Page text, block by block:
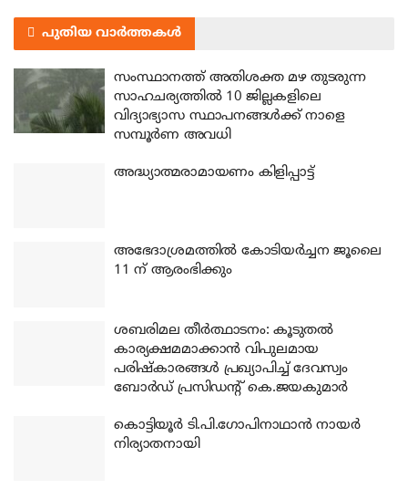
പുതിയ വാർത്തകൾ
സംസ്ഥാനത്ത് അതിശക്ത മഴ തുടരുന്ന
സാഹചര്യത്തിൽ 10 ജില്ലകളിലെ
വിദ്യാഭ്യാസ സ്ഥാപനങ്ങൾക്ക് നാളെ
സമ്പൂർണ അവധി
അദ്ധ്യാത്മരാമായണം കിളിപ്പാട്ട്
അഭേദാശ്രമത്തില്‍ കോടിയര്‍ച്ചന ജൂലൈ
11 ന് ആരംഭിക്കും
ശബരിമല തീര്‍ത്ഥാടനം: കൂടുതല്‍
കാര്യക്ഷമമാക്കാന്‍ വിപുലമായ
പരിഷ്‌കാരങ്ങള്‍ പ്രഖ്യാപിച്ച് ദേവസ്വം
ബോര്‍ഡ് പ്രസിഡന്റ് കെ.ജയകുമാര്‍
കൊട്ടിയൂര്‍ ടി.പി.ഗോപിനാഥാന്‍ നായര്‍
നിര്യാതനായി